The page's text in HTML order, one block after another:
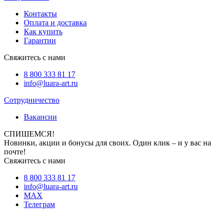
Контакты
Оплата и доставка
Как купить
Гарантии
Свяжитесь с нами
8 800 333 81 17
info@luara-art.ru
Сотрудничество
Вакансии
СПИШЕМСЯ!
Новинки, акции и бонусы для своих. Один клик – и у вас на
почте!
Свяжитесь с нами
8 800 333 81 17
info@luara-art.ru
MAX
Телеграм